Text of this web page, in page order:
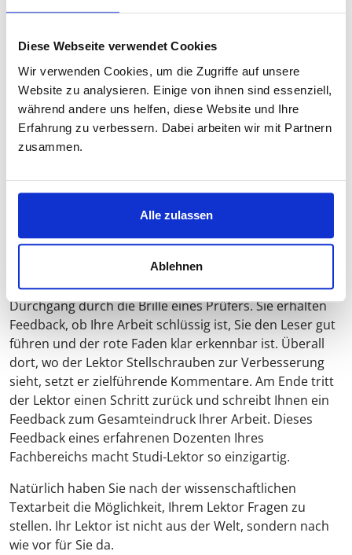
Diese Webseite verwendet Cookies
Wir verwenden Cookies, um die Zugriffe auf unsere
Website zu analysieren. Einige von ihnen sind essenziell,
während andere uns helfen, diese Website und Ihre
Erfahrung zu verbessern. Dabei arbeiten wir mit Partnern
zusammen.
Alle zulassen
Ablehnen
Flüchtigkeitsfehler bei Zitaten und Quellenangaben
haben, hilft am besten eine Plagiatskontrolle. Das geht
schnell und ist günstig. Wenn Sie darüber hinaus ein
Feedback erhalten möchten, ob Sie bei allen Quellen,
die Sie verwendet haben, formal richtig zitiert haben, ist
einLektorat inkl. Plagiatskontrolledie richtige Wahl.
Wie unterscheiden sich Sprachlektorat und Fachlektorat
Grammatik, Interpunktion, Wortwahl und Stilistik. Das
Fachlektorat heißt bei uns wissenschaftliche Textarbeit
Hier findet natürlich auch die sprachliche Korrektur
statt. Dann jedoch wechselt unser Lektor die
Perspektive und betrachtet Ihre Arbeit in einem zweiten
Durchgang durch die Brille eines Prüfers. Sie erhalten
Feedback, ob Ihre Arbeit schlüssig ist, Sie den Leser gut
führen und der rote Faden klar erkennbar ist. Überall
dort, wo der Lektor Stellschrauben zur Verbesserung
sieht, setzt er zielführende Kommentare. Am Ende tritt
der Lektor einen Schritt zurück und schreibt Ihnen ein
Feedback zum Gesamteindruck Ihrer Arbeit. Dieses
Feedback eines erfahrenen Dozenten Ihres
Fachbereichs macht Studi-Lektor so einzigartig.
Natürlich haben Sie nach der wissenschaftlichen
Textarbeit die Möglichkeit, Ihrem Lektor Fragen zu
stellen. Ihr Lektor ist nicht aus der Welt, sondern nach
wie vor für Sie da.